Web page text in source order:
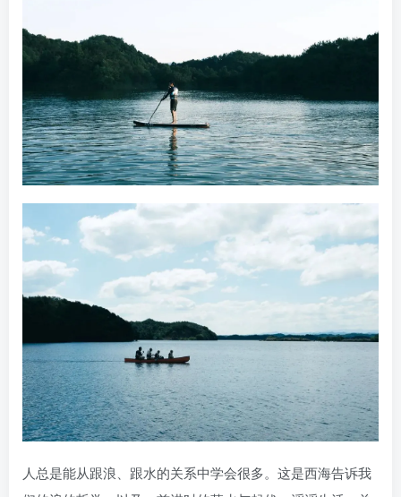
人总是能从跟浪、跟水的关系中学会很多。这是西海告诉我